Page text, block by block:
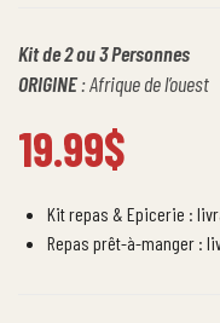
Kit de 2 ou 3 Personnes
ORIGINE: Afrique de l’ouest
19.99$
Kit repas & Epicerie :
Repas prêt-à-manger :